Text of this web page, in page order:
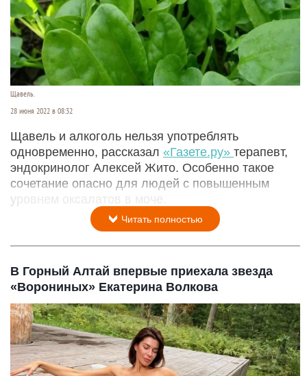
Щавель.
28 июня 2022 в 08:32
Щавель и алкоголь нельзя употреблять
одновременно, рассказал «Газете.ру» терапевт,
эндокринолог Алексей Жито. Особенно такое
сочетание опасно для людей с повышенным
уровнем оксалатов в моче.
Читать полностью
В Горный Алтай впервые приехала звезда
«Ворониных» Екатерина Волкова